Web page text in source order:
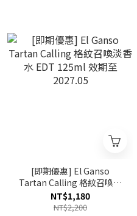
[即期優惠] El Ganso
Tartan Calling 格紋召喚淡
香水 EDT 125ml 效期至
2027.05
NT$1,180
NT$2,200